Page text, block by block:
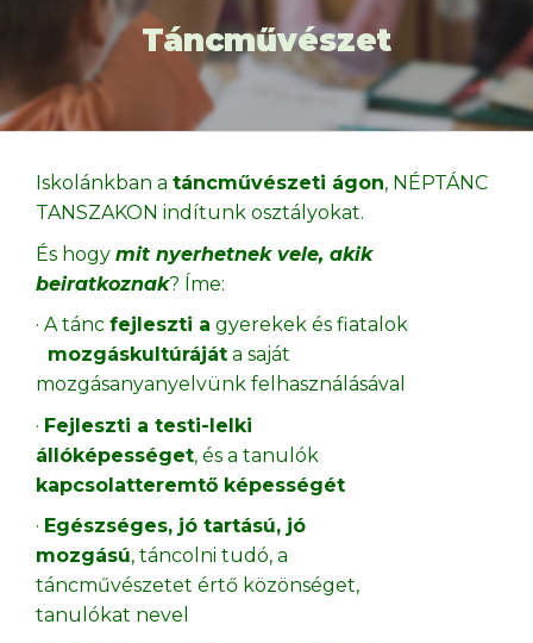
Táncművészet
Iskolánkban a táncművészeti ágon, NÉPTÁNC
TANSZAKON indítunk osztályokat.
És hogy mit nyerhetnek vele, akik
beiratkoznak? Íme:
· A tánc fejleszti a gyerekek és fiatalok
mozgáskultúráját a saját
mozgásanyanyelvünk felhasználásával
· Fejleszti a testi-lelki
állóképességet, és a tanulók
kapcsolatteremtő képességét
· Egészséges, jó tartású, jó
mozgású, táncolni tudó, a
táncművészetet értő közönséget,
tanulókat nevel